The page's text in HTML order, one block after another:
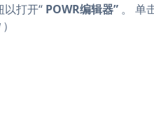
以打开“ POWR编辑器” 。 单
）